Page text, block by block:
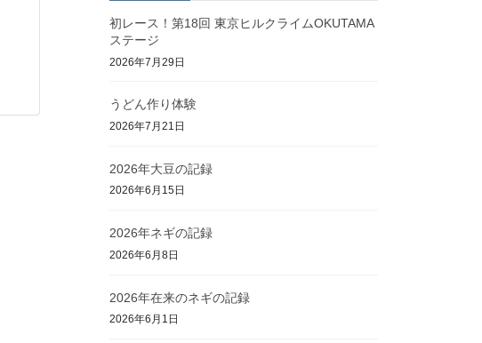
初レース！第18回 東京ヒルクライムOKUTAMA
ステージ
2026年7月29日
うどん作り体験
2026年7月21日
2026年大豆の記録
2026年6月15日
2026年ネギの記録
2026年6月8日
2026年在来のネギの記録
2026年6月1日